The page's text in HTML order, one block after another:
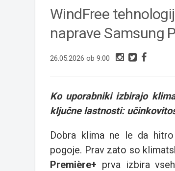
WindFree
naprave Samsung
26.05.2026 ob 9:00
Ko uporabniki izbirajo
ključne lastnosti:
Dobra klima ne le da
pogoje. Prav zato so
Première+ prva izbira